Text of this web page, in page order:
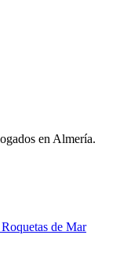
en Almería.
de Mar